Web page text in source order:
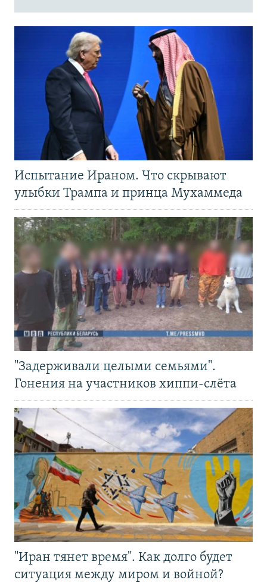
Испытание Ираном. Что скрывают
улыбки Трампа и принца Мухаммеда
"Задерживали целыми семьями".
Гонения на участников хиппи-слёта
"Иран тянет время". Как долго будет
ситуация между миром и войной?